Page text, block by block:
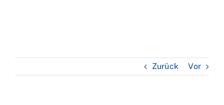
Zurück Vor